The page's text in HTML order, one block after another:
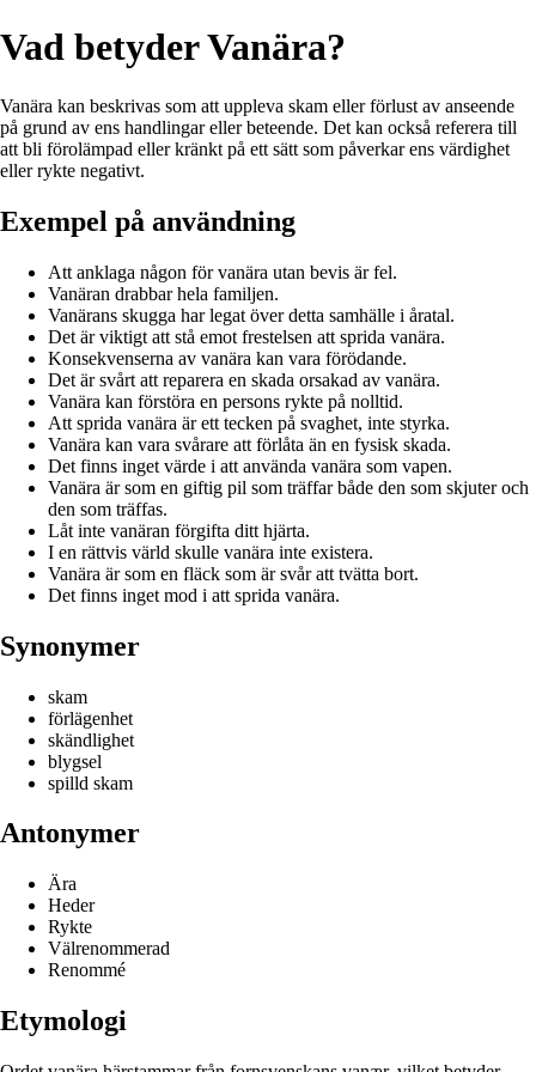
Vad betyder Vanära?
Vanära kan beskrivas som att uppleva skam eller förlust av anseende
på grund av ens handlingar eller beteende. Det kan också referera till
att bli förolämpad eller kränkt på ett sätt som påverkar ens värdighet
eller rykte negativt.
Exempel på användning
Att anklaga någon för vanära utan bevis är fel.
Vanäran drabbar hela familjen.
Vanärans skugga har legat över detta samhälle i åratal.
Det är viktigt att stå emot frestelsen att sprida vanära.
Konsekvenserna av vanära kan vara förödande.
Det är svårt att reparera en skada orsakad av vanära.
Vanära kan förstöra en persons rykte på nolltid.
Att sprida vanära är ett tecken på svaghet, inte styrka.
Vanära kan vara svårare att förlåta än en fysisk skada.
Det finns inget värde i att använda vanära som vapen.
Vanära är som en giftig pil som träffar både den som skjuter och
den som träffas.
Låt inte vanäran förgifta ditt hjärta.
I en rättvis värld skulle vanära inte existera.
Vanära är som en fläck som är svår att tvätta bort.
Det finns inget mod i att sprida vanära.
Synonymer
skam
förlägenhet
skändlighet
blygsel
spilld skam
Antonymer
Ära
Heder
Rykte
Välrenommerad
Renommé
Etymologi